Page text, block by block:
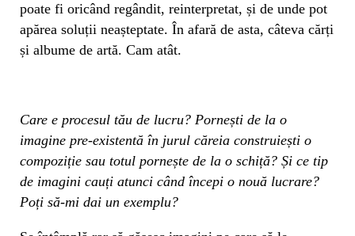
poate fi oricând regândit, reinterpretat, și de unde pot
apărea soluții neașteptate. În afară de asta, câteva cărți
și albume de artă. Cam atât.
Care e procesul tău de lucru? Pornești de la o
imagine pre-existentă în jurul căreia construiești o
compoziție sau totul pornește de la o schiță? Și ce tip
de imagini cauți atunci când începi o nouă lucrare?
Poți să-mi dai un exemplu?